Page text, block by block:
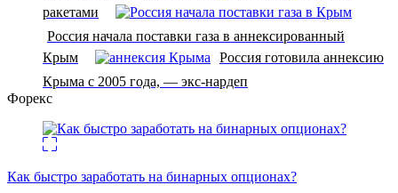
ракетами
Россия начала поставки газа в аннексированный
Крым
Россия готовила аннексию
Крыма с 2005 года, — экс-нардеп
Форекс
Как быстро заработать на бинарных опционах?